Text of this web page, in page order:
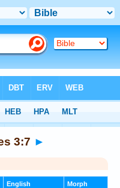
3:7 ►
English Morph